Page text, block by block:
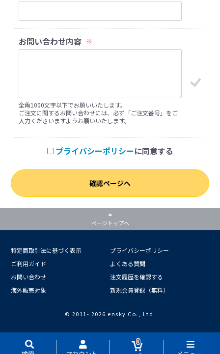
お問い合わせ内容 ※
全角1000文字以下でお願いいたします。
ご注文に関するお問い合わせには、必ず「ご注文番号」をご
入力くださいますようお願いいたします。
プライバシーポリシーに同意する
確認ページへ
0
ページトップへ
特定商取引法に基づく表示
プライバシーポリシー
ご利用ガイド
よくある質問
お問い合わせ
注文履歴を確認する
海外販売対象
新規会員登録（無料）
© 2011- 2026 ensky Co., Ltd.